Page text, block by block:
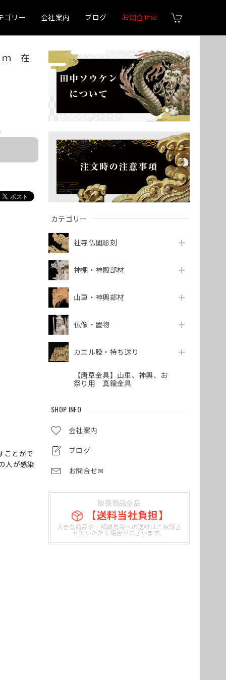
ゴリー 会社案内 ブログ お問合せ✉
カテゴリー
社寺仏閣彫刻
神棚・神殿部材
山車・神輿部材
仏像・置物
カエル股・持ち送り
【唐草金具】山車、神輿、お
祭り用 真鍮金具
SHOP INFO
会社案内
ブログ
お問合せ✉
取扱商品全品
【送料当社負担】
大きな商品や一部離島等への送料はご相談さ
せていただく場合がございます。
ｍ 在
ことがで
人が感染